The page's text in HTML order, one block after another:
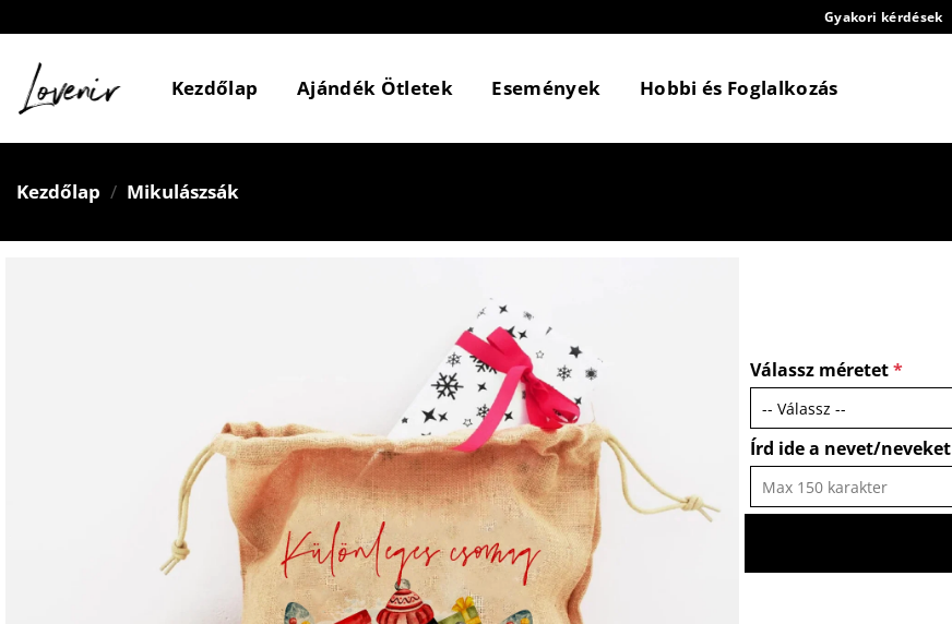
content
Gyakori kérdések
Kezdőlap Ajándék Ötletek Események Hobbi és Foglalkozás
Kezdőlap / Mikulászsák
Válassz méretet*
Írd ide a nevet/neveket